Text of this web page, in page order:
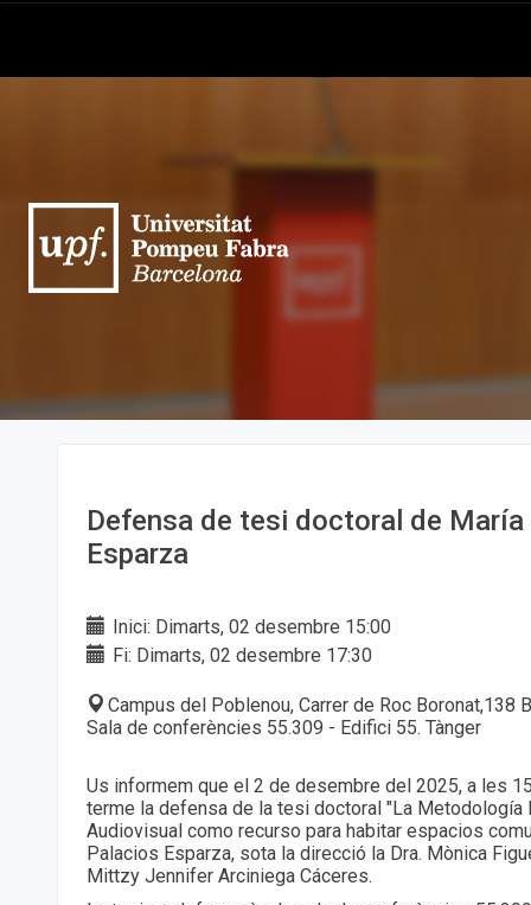
Defensa de tesi doctoral de
Esparza
Inici: Dimarts, 02 desembre 15:00
Fi: Dimarts, 02 desembre 17:30
Campus del Poblenou, Carrer de Roc Boronat,138
Sala de conferències 55.309 - Edifici 55. Tànger
Us informem que el 2 de desembre del 2025, a les
terme la defensa de la tesi doctoral "La Metodología
Audiovisual como recurso para habitar espacios
Palacios Esparza, sota la direcció la Dra. Mònica
Mittzy Jennifer Arciniega Cáceres.